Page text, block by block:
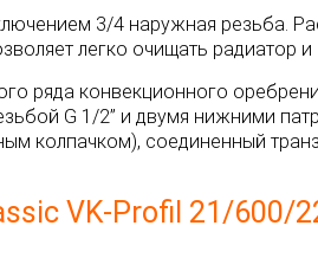
3/4 наружная резьба.
легко очищать радиатор
ряда конвекционного
G 1/2” и двумя нижними
колпачком), соединенный
VK-Profil 21/600/